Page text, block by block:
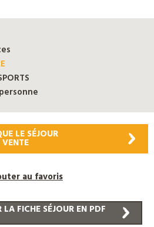
LE SÉJOUR
au favoris
LA FICHE SÉJOUR EN PDF